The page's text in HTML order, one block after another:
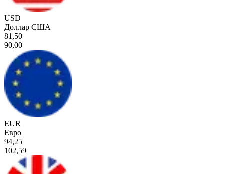
USD
Доллар США
81,50
90,00
EUR
Евро
94,25
102,59